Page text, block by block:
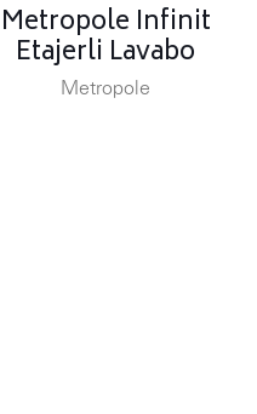
Metropole Infinit
Etajerli Lavabo
Metropole